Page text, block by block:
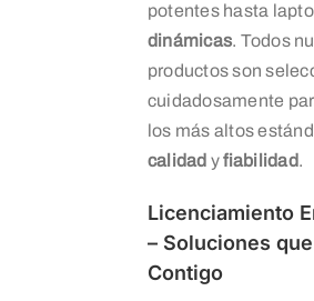
potentes hasta
dinámicas. Todos
productos son
cuidadosamente
los más altos
calidad yfiabilidad.
Licenciamiento
– Soluciones
Contigo